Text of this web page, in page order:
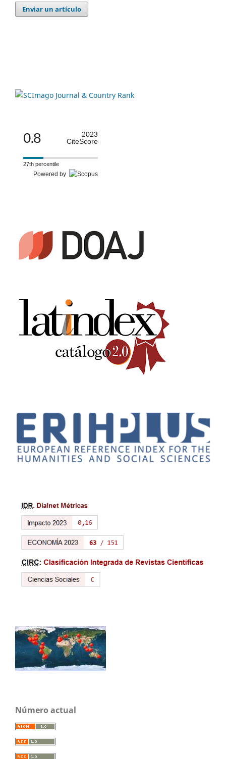
Enviar un artículo
0.8
2023
CiteScore
27th percentile
Powered by
Número actual